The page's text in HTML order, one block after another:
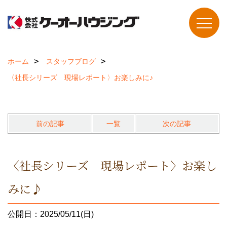
ホーム
スタッフブログ
〈社長シリーズ 現場レポート〉お楽しみに♪
前の記事 一覧 次の記事
〈社長シリーズ 現場レポート〉お楽し
みに♪
公開日：2025/05/11(日)